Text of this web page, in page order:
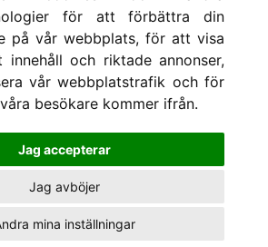
för att förbättra din
på vår webbplats, för att visa
innehåll och riktade annonser,
vår webbplatstrafik och för
besökare kommer ifrån.
Jag accepterar
Jag avböjer
mina inställningar
Visar sorteras på
-499:-